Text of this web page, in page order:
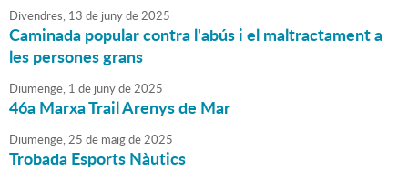
Divendres, 13 de junyde2025
Caminada popular contra l'abús i el maltractament a
les persones grans
Diumenge, 1 de junyde2025
46a Marxa Trail Arenys de Mar
Diumenge,25 de maigde2025
Trobada Esports Nàutics